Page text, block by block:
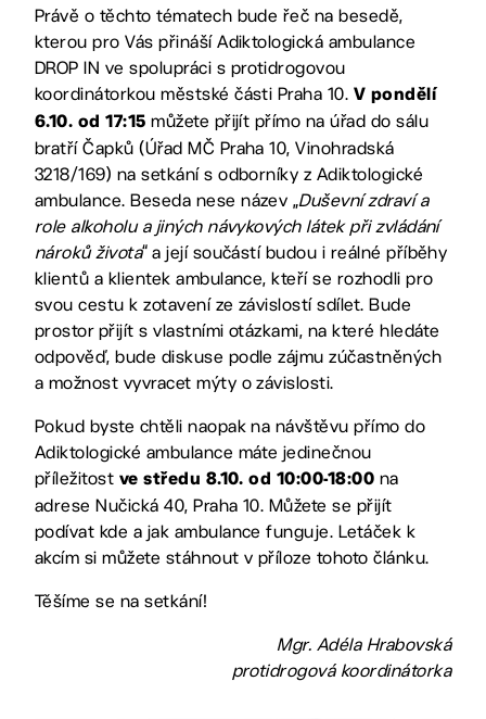
Právě o těchto tématech bude řeč na besedě,
kterou pro Vás přináší Adiktologická ambulance
DROP IN ve spolupráci s protidrogovou
koordinátorkou městské části Praha 10. V pondělí
6.10. od 17:15 můžete přijít přímo na úřad do sálu
bratří Čapků (Úřad MČ Praha 10, Vinohradská
3218/169) na setkání s odborníky z Adiktologické
ambulance. Beseda nese název „Duševní zdraví a
role alkoholu a jiných návykových látek při zvládání
nároků života“ a její součástí budou i reálné příběhy
klientů a klientek ambulance, kteří se rozhodli pro
svou cestu k zotavení ze závislostí sdílet. Bude
prostor přijít s vlastními otázkami, na které hledáte
odpověď, bude diskuse podle zájmu zúčastněných
a možnost vyvracet mýty o závislosti.
Pokud byste chtěli naopak na návštěvu přímo do
Adiktologické ambulance máte jedinečnou
příležitost ve středu 8.10. od 10:00-18:00 na
adrese Nučická 40, Praha 10. Můžete se přijít
podívat kde a jak ambulance funguje. Letáček k
akcím si můžete stáhnout v příloze tohoto článku.
Těšíme se na setkání!
Mgr. Adéla Hrabovská
protidrogová koordinátorka